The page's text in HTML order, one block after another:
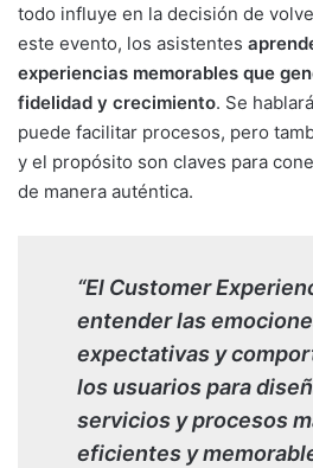
todo influye en la decisión de
este evento, los asistentes
experiencias memorables que
fidelidad y crecimiento. Se
puede facilitar procesos, pero
y el propósito son claves para
de manera auténtica.
“El Customer
entender las
expectativas y
los usuarios para
servicios y procesos
eficientes y